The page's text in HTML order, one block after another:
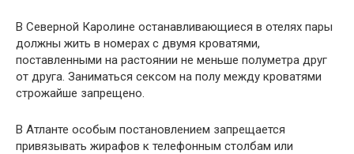
В Северной Каролине останавливающиеся в отелях пары
должны жить в номерах с двумя кроватями,
поставленными на растоянии не меньше полуметра друг
от друга. Заниматься сексом на полу между кроватями
строжайше запрещено.
В Атланте особым постановлением запрещается
привязывать жирафов к телефонным столбам или